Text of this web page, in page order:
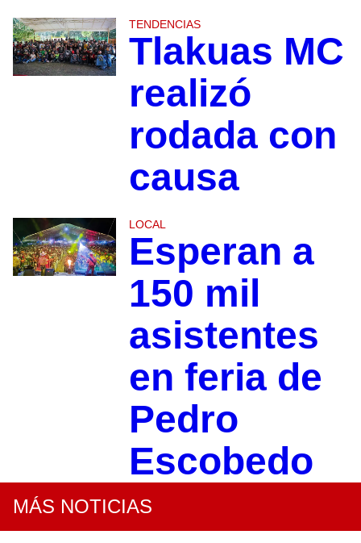
TENDENCIAS
Tlakuas MC
realizó
rodada con
causa
LOCAL
Esperan a
150 mil
asistentes
en feria de
Pedro
Escobedo
MÁS NOTICIAS